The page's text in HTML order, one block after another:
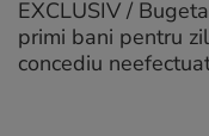
EXCLUSIV /
primi bani pentru
concediu